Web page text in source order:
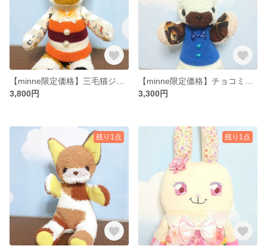
3,800円
3,300円
残り1点 残り1点